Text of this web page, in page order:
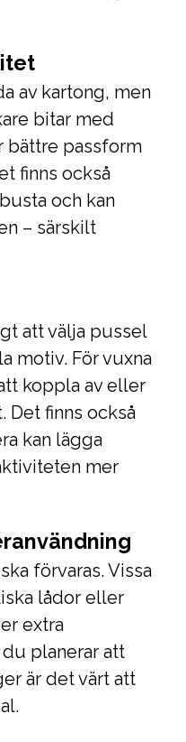
av kartong, men
bitar med
bättre passform
finns också
och kan
– särskilt
att välja pussel
motiv. För vuxna
koppla av eller
Det finns också
kan lägga
mer
förvaras. Vissa
lådor eller
extra
planerar att
är det värt att